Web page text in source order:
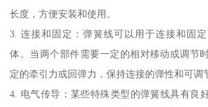
长度，方便安装和使用。
3. 连接和固定：弹簧线可以用于连接和固
体。当两个部件需要一定的相对移动或调节
定的牵引力或回弹力，保持连接的弹性和可调
4. 电气传导：某些特殊类型的弹簧线具有良